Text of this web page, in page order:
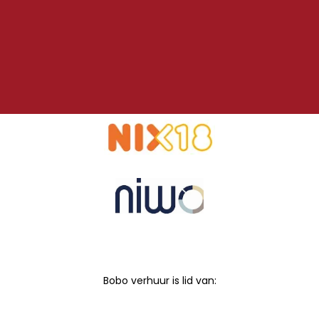
Bobo verhuur is lid van: